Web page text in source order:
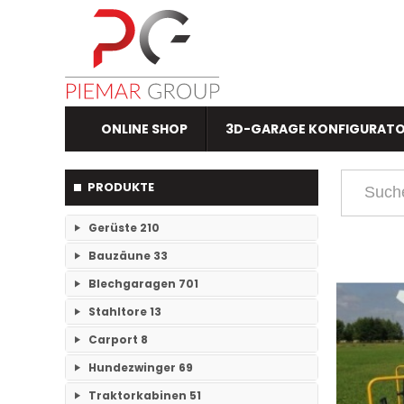
ONLINE SHOP 3D-GARAGE
PRODUKTE
Gerüste 210
RAM- 1 Gerüst Breite 73 109
RAM-2 Gerüst Breite 70 101
Bauzäune 33
Einzelteile Bauzäune 7
Bauzäune SET 26
Blechgaragen 701
Einzelgaragen 89
Doppelgaragen 59
3-Fachgaragen
Stahltore13
Keine Unterkategorien
Carport 8
Keine Unterkategorien
Hundezwinger 69
Keine Unterkategorien
Traktorkabinen 51